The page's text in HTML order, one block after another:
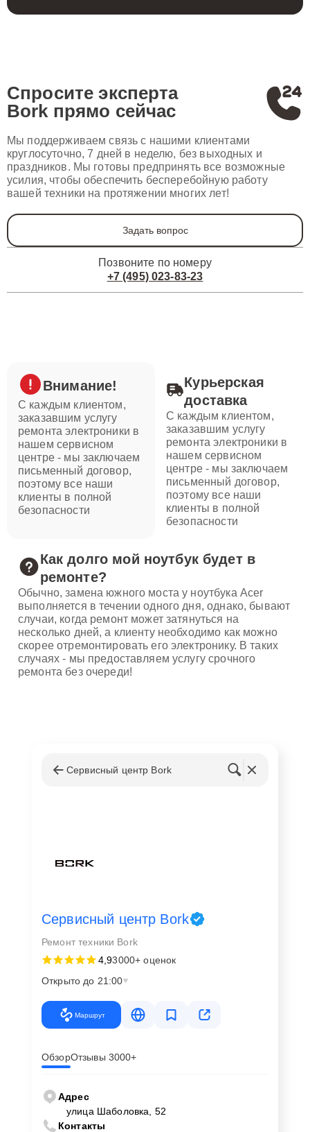
Спросите эксперта
Bork прямо сейчас
Мы поддерживаем связь с нашими клиентами
круглосуточно, 7 дней в неделю, без выходных и
праздников. Мы готовы предпринять все возможные
усилия, чтобы обеспечить бесперебойную работу
вашей техники на протяжении многих лет!
Задать вопрос
Позвоните по номеру
+7 (495) 023-83-23
Внимание!
С каждым клиентом,
заказавшим услугу
ремонта электроники в
нашем сервисном
центре - мы заключаем
письменный договор,
поэтому все наши
клиенты в полной
безопасности
Курьерская
доставка
С каждым клиентом,
заказавшим услугу
ремонта электроники в
нашем сервисном
центре - мы заключаем
письменный договор,
поэтому все наши
клиенты в полной
безопасности
Как долго мой ноутбук будет в
ремонте?
Обычно, замена южного моста у ноутбука Acer
выполняется в течении одного дня, однако, бывают
случаи, когда ремонт может затянуться на
несколько дней, а клиенту необходимо как можно
скорее отремонтировать его электронику. В таких
случаях - мы предоставляем услугу срочного
ремонта без очереди!
Сервисный центр Bork
Сервисный центр Bork
Ремонт техники Bork
4,93000+ оценок
Открыто до 21:00
Маршрут
ОбзорОтзывы 3000+
Адрес
улица Шаболовка, 52
Контакты